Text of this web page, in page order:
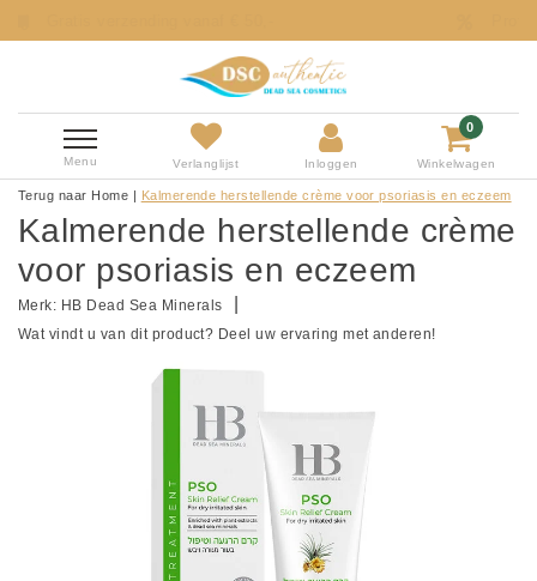
Menu Verlanglijst Inloggen
0
Winkelwagen
Terug naar Home | Kalmerende herstellende crème voor psoriasis en eczeem
Kalmerende herstellende crème
voor psoriasis en eczeem
Merk: HB Dead Sea Minerals
Wat vindt u van dit product? Deel uw ervaring met anderen!